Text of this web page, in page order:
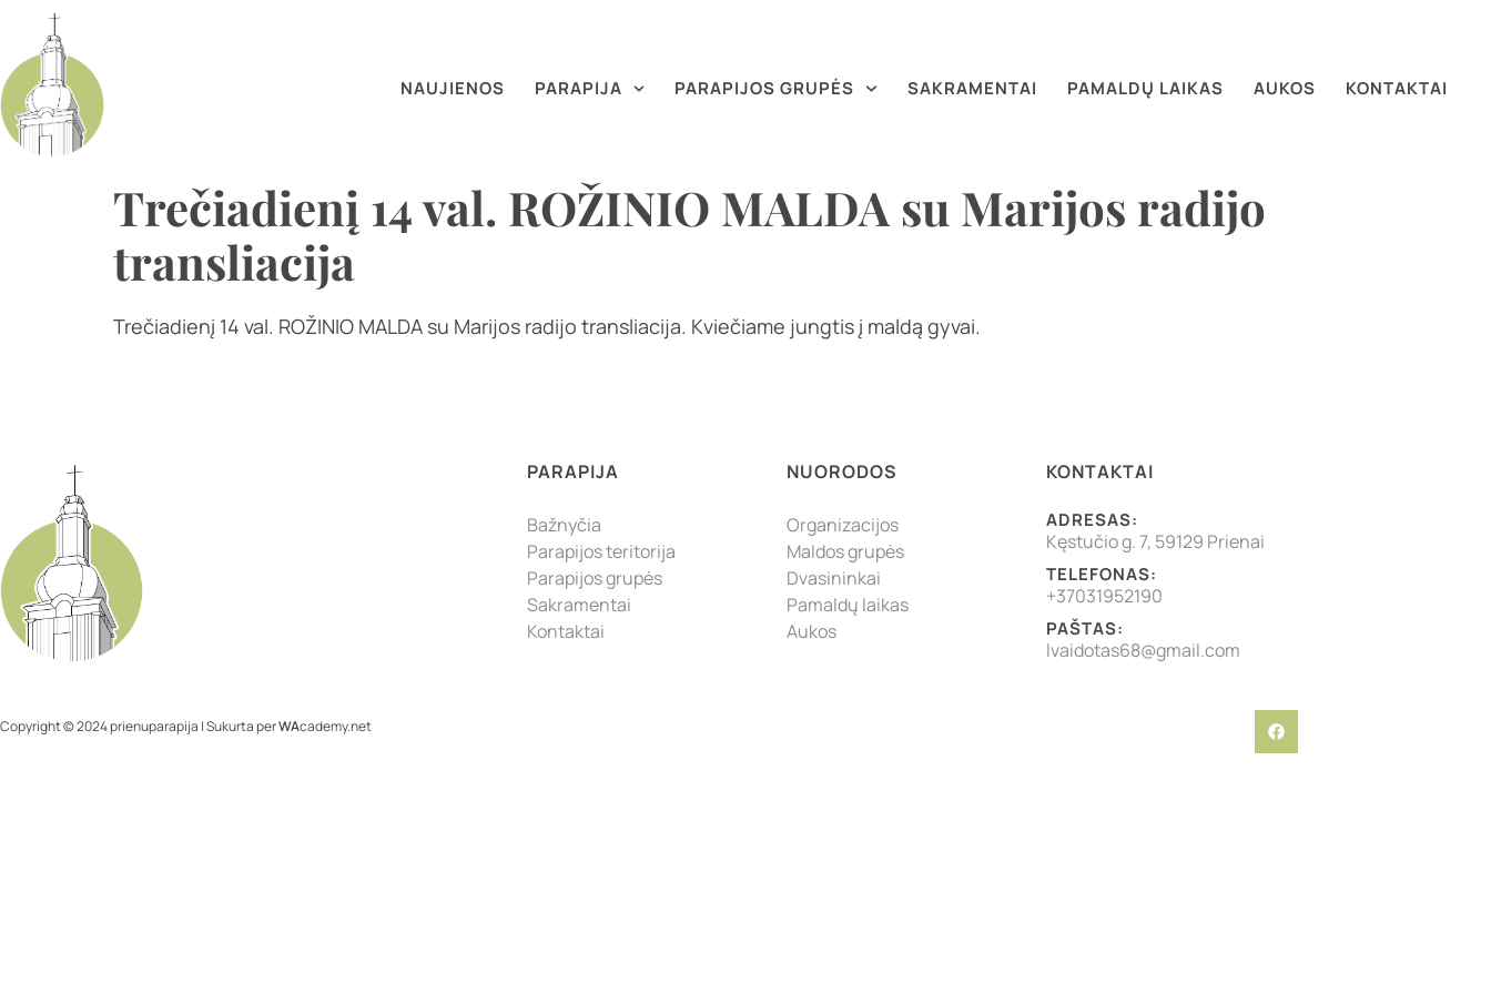
NAUJIENOS PARAPIJA PARAPIJOS GRUPĖS SAKRAMENTAI PAMALDŲ LAIKAS AUKOS KONTAKTAI
Trečiadienį 14 val. ROŽINIO MALDA su Marijos radijo
transliacija
Trečiadienį 14 val. ROŽINIO MALDA su Marijos radijo transliacija. Kviečiame jungtis į maldą gyvai.
PARAPIJA
Bažnyčia
Parapijos teritorija
Parapijos grupės
Sakramentai
Kontaktai
NUORODOS
Organizacijos
Maldos grupės
Dvasininkai
Pamaldų laikas
Aukos
KONTAKTAI
ADRESAS:
Kęstučio g. 7, 59129 Prienai
TELEFONAS:
+37031952190
PAŠTAS:
lvaidotas68@gmail.com
Copyright © 2024 prienuparapija | Sukurta perWAcademy.net